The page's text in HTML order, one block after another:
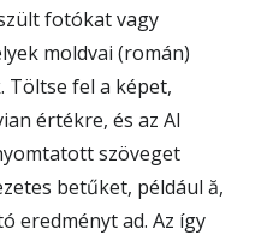
fotókat vagy
moldvai (román)
Töltse fel a képet,
értékre, és az AI
szöveget
betűket, például ă,
eredményt ad. Az így